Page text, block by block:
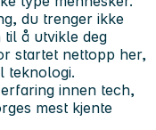
du trenger ikke
til å utvikle deg
startet nettopp her,
teknologi.
innen tech,
mest kjente